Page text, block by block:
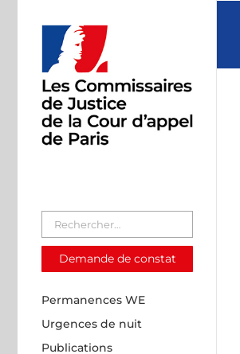
Demande de constat
Permanences WE
Urgences de nuit
Publications